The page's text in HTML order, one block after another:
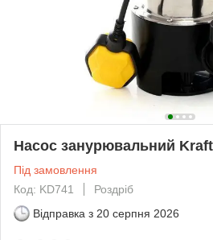
Насос занурювальний
Під замовлення
Код: KD741
Роздріб
Відправка з 20 серпня 2026